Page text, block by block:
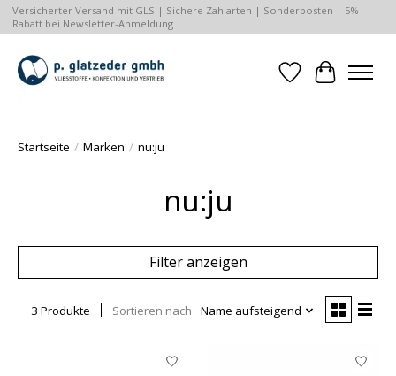
Versicherter Versand mit GLS | Sichere Zahlarten | Sonderposten | 5%
Rabatt bei Newsletter-Anmeldung
Wunschzettel
Ihr
Startseite / Marken / nu:ju
nu:ju
Filter anzeigen
3 Produkte Sortieren nach Name aufsteigend